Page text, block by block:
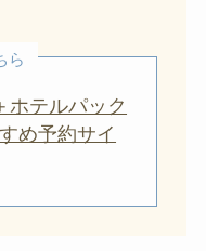
ら
ホテルパック
め予約サイ